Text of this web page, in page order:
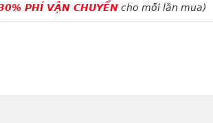
PHÍ VẬN CHUYỂN cho mỗi lần mua)